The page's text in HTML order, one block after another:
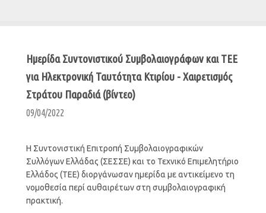
Ημερίδα Συντονιστικού Συμβολαιογράφων και ΤΕΕ
για Ηλεκτρονική Ταυτότητα Κτιρίου - Χαιρετισμός
Στράτου Παραδιά (βίντεο)
09/04/2022
Η Συντονιστική Επιτροπή Συμβολαιογραφικών
Συλλόγων Ελλάδας (ΣΕΣΣΕ) και το Τεχνικό Επιμελητήριο
Ελλάδος (TEE) διοργάνωσαν ημερίδα με αντικείμενο τη
νομοθεσία περί αυθαιρέτων στη συμβολαιογραφική
πρακτική.